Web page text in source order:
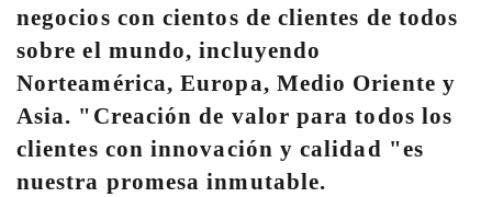
negocios con cientos de clientes de todos
sobre el mundo, incluyendo
Norteamérica, Europa, Medio Oriente y
Asia. "Creación de valor para todos los
clientes con innovación y calidad "es
nuestra promesa inmutable.